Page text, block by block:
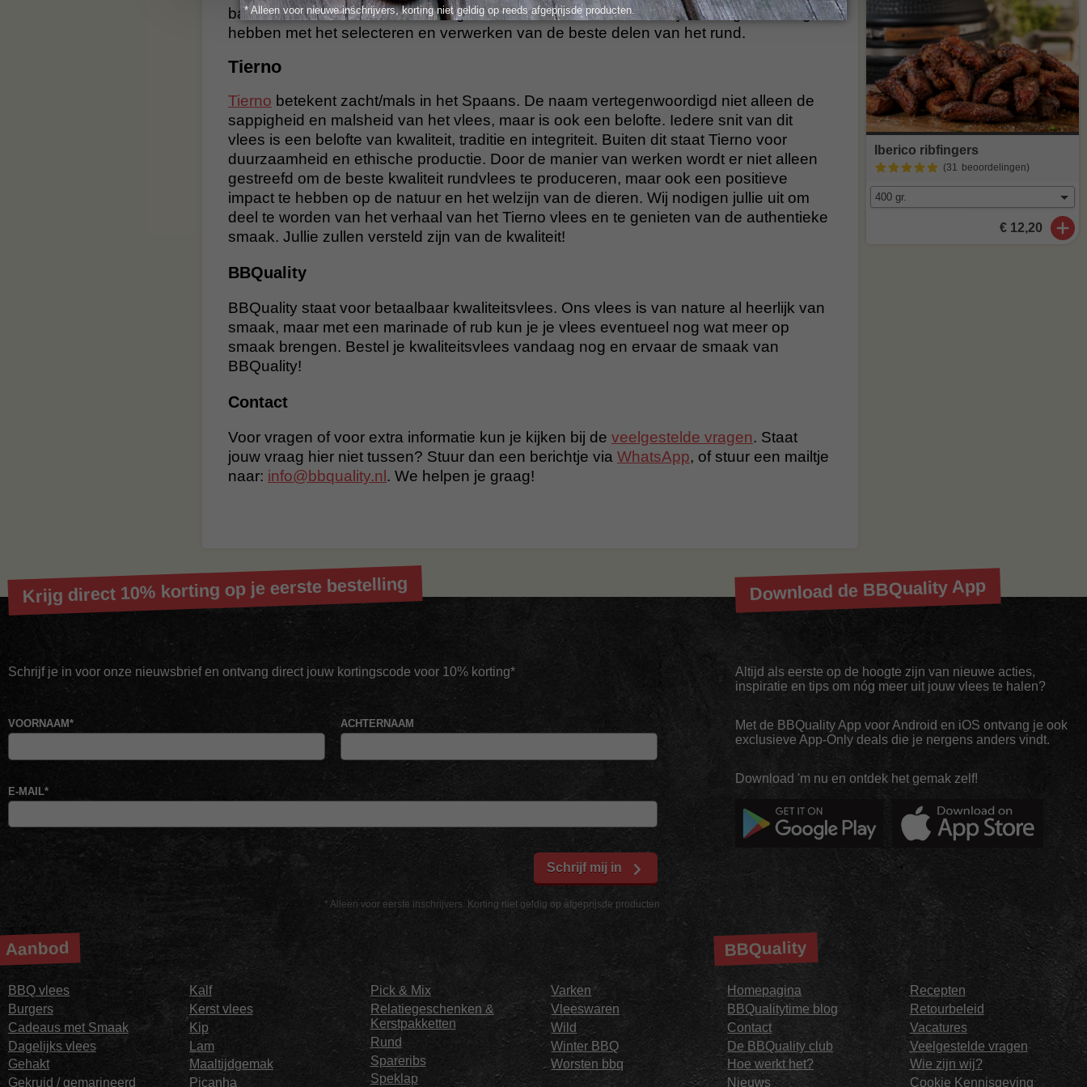
bavette/maanvlees met de hand gesneden door vakmensen die jarenlange ervaring
hebben met het selecteren en verwerken van de beste delen van het rund.
Tierno
Tierno betekent zacht/mals in het Spaans. De naam vertegenwoordigd niet alleen de
sappigheid en malsheid van het vlees, maar is ook een belofte. Iedere snit van dit
vlees is een belofte van kwaliteit, traditie en integriteit. Buiten dit staat Tierno voor
duurzaamheid en ethische productie. Door de manier van werken wordt er niet alleen
gestreefd om de beste kwaliteit rundvlees te produceren, maar ook een positieve
impact te hebben op de natuur en het welzijn van de dieren. Wij nodigen jullie uit om
deel te worden van het verhaal van het Tierno vlees en te genieten van de authentieke
smaak. Jullie zullen versteld zijn van de kwaliteit!
BBQuality
BBQuality staat voor betaalbaar kwaliteitsvlees. Ons vlees is van nature al heerlijk van
smaak, maar met een marinade of rub kun je je vlees eventueel nog wat meer op
smaak brengen. Bestel je kwaliteitsvlees vandaag nog en ervaar de smaak van
BBQuality!
Contact
Voor vragen of voor extra informatie kun je kijken bij de veelgestelde vragen. Staat
jouw vraag hier niet tussen? Stuur dan een berichtje via WhatsApp, of stuur een mailtje
naar: info@bbquality.nl . We helpen je graag!
Iberico ribfingers
(31 beoordelingen)
€ 12,20
* Alleen voor nieuwe inschrijvers, korting niet geldig op reeds afgeprijsde producten.
Krijg direct 10% korting op je eerste bestelling
Schrijf je in voor onze nieuwsbrief en ontvang direct jouw kortingscode voor 10% korting*
* Alleen voor eerste inschrijvers. Korting niet geldig op afgeprijsde producten
VOORNAAM* ACHTERNAAM
E-MAIL*
Schrijf mij in
Download de BBQuality App
Altijd als eerste op de hoogte zijn van nieuwe acties,
inspiratie en tips om nóg meer uit jouw vlees te halen?
Met de BBQuality App voor Android en iOS ontvang je ook
exclusieve App-Only deals die je nergens anders vindt.
Download 'm nu en ontdek het gemak zelf!
Aanbod
BBQ vlees
Burgers
Cadeaus met Smaak
Dagelijks vlees
Gehakt
Gekruid / gemarineerd
Kalf
Kerst vlees
Kip
Lam
Maaltijdgemak
Picanha
Pick & Mix
Relatiegeschenken &
Kerstpakketten
Rund
Spareribs
Speklap
Varken
Vleeswaren
Wild
Winter BBQ
Worsten bbq
BBQuality
Homepagina
BBQualitytime blog
Contact
De BBQuality club
Hoe werkt het?
Nieuws
Recepten
Retourbeleid
Vacatures
Veelgestelde vragen
Wie zijn wij?
Cookie Kennisgeving